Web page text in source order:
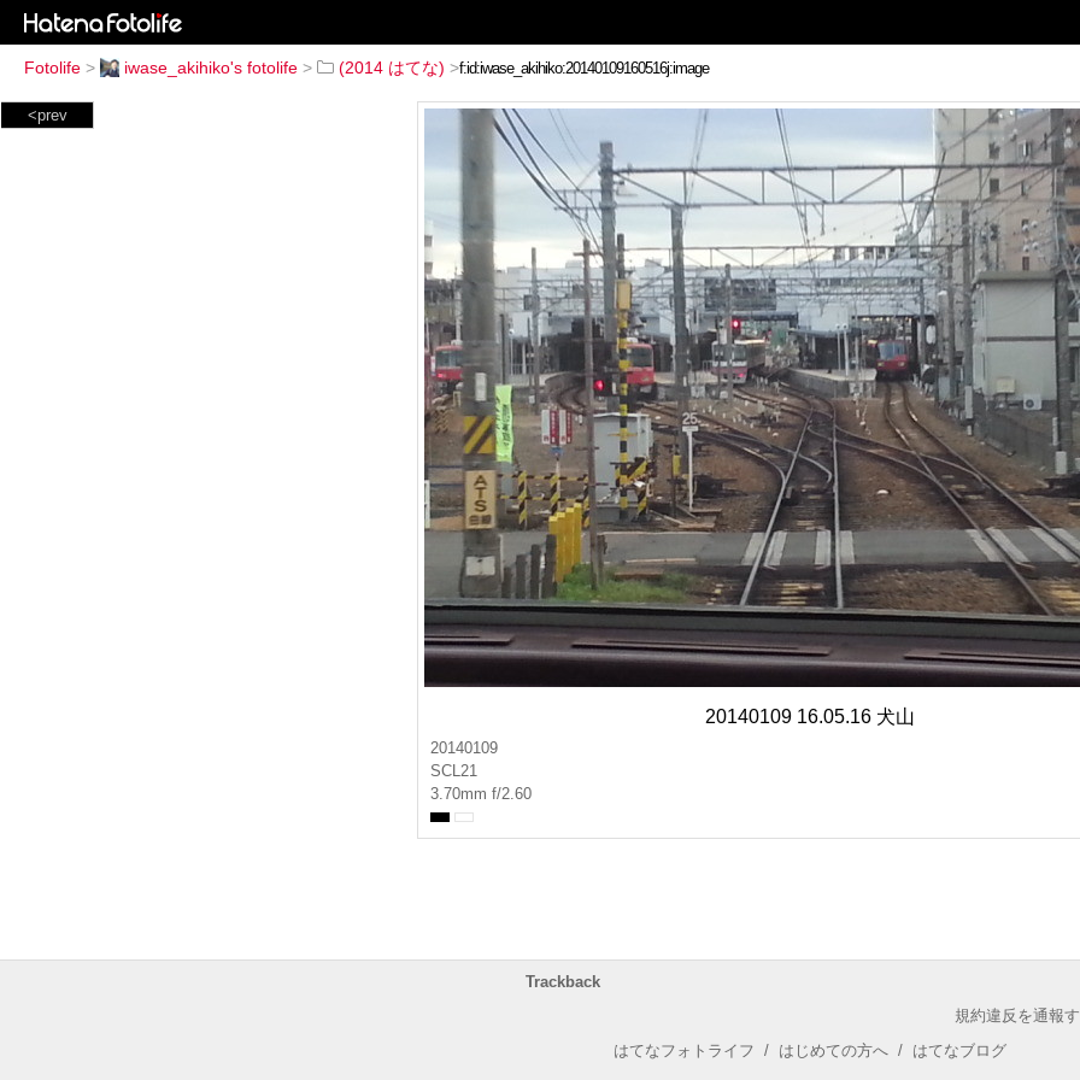
Fotolife > iwase_akihiko's fotolife > (2014 はてな) >
<prev
20140109 16.05.16 犬山
20140109
SCL21
3.70mm f/2.60
Trackback
規約違反を通報
はてなフォトライフ / はじめての方へ / はてなブログ